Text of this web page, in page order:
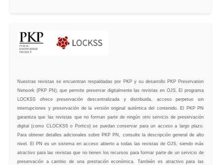
Nuestras revistas se encuentran respaldadas por PKP y su desarrollo PKP Preservation
Network (PKP PN), que permite preservar digitalmente las revistas en OJS. El programa
LOCKSS ofrece preservación descentralizada y distribuida, acceso perpetuo sin
interrupciones y preservación de la versión original auténtica del contenido. El PKP PN
garantiza que las revistas que no forman parte de ningún otro servicio de preservación
digital (como CLOCKSS o Portico) se puedan conservar para un acceso a largo plazo.
Para obtener detalles adicionales sobre PKP PN, consulte la descripción general de alto
nivel. El PN es un sistema en acceso abierto a todas las revistas de OJS, siendo más
atractivo para las revistas que no tienen los recursos para formar parte de un servicio de
preservación a cambio de una prestación económica. También es atractivo para las